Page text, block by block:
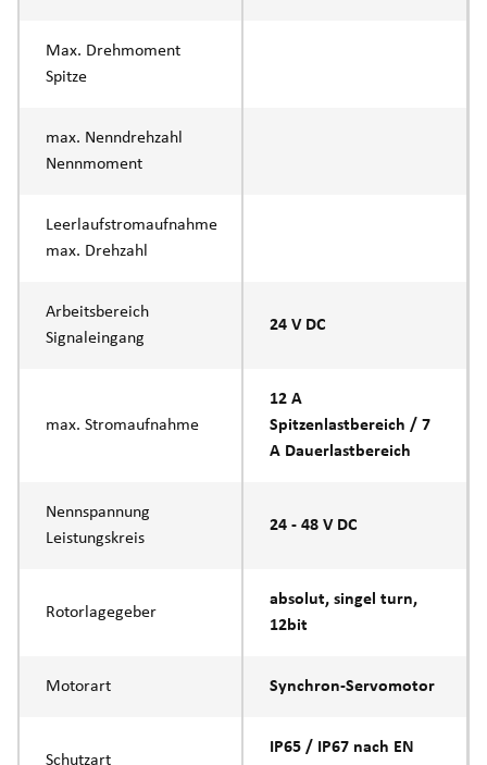
Max. Drehmoment
Spitze
max. Nenndrehzahl
Nennmoment
Leerlaufstromaufnahme
max. Drehzahl
Arbeitsbereich
Signaleingang
24 V DC
max. Stromaufnahme
12 A
Spitzenlastbereich / 7
A Dauerlastbereich
Nennspannung
Leistungskreis
24 - 48 V DC
Rotorlagegeber
absolut, singel turn,
12bit
Motorart Synchron-Servomotor
Schutzart
IP65 / IP67 nach EN